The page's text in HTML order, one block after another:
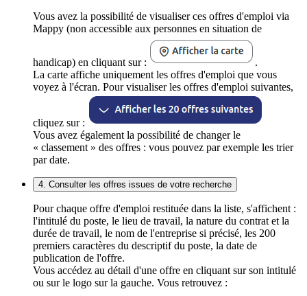
Vous avez la possibilité de visualiser ces offres d'emploi via
Mappy (non accessible aux personnes en situation de
handicap) en cliquant sur :
.
La carte affiche uniquement les offres d'emploi que vous
voyez à l'écran. Pour visualiser les offres d'emploi suivantes,
cliquez sur :
Vous avez également la possibilité de changer le
« classement » des offres : vous pouvez par exemple les trier
par date.
4. Consulter les offres issues de votre recherche
Pour chaque offre d'emploi restituée dans la liste, s'affichent :
l'intitulé du poste, le lieu de travail, la nature du contrat et la
durée de travail, le nom de l'entreprise si précisé, les 200
premiers caractères du descriptif du poste, la date de
publication de l'offre.
Vous accédez au détail d'une offre en cliquant sur son intitulé
ou sur le logo sur la gauche. Vous retrouvez :